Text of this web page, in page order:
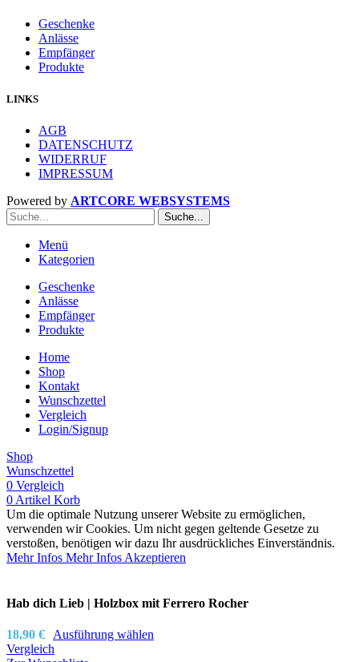
Geschenke
Anlässe
Empfänger
Produkte
LINKS
AGB
DATENSCHUTZ
WIDERRUF
IMPRESSUM
Powered by ARTCORE WEBSYSTEMS
Suche...
Menü
Kategorien
Geschenke
Anlässe
Empfänger
Produkte
Home
Shop
Kontakt
Wunschzettel
Vergleich
Login/Signup
Shop
Wunschzettel
0 Vergleich
0 Artikel Korb
Um die optimale Nutzung unserer Website zu ermöglichen,
verwenden wir Cookies. Um nicht gegen geltende Gesetze zu
verstoßen, benötigen wir dazu Ihr ausdrückliches Einverständnis.
Mehr Infos Mehr Infos Akzeptieren
Hab dich Lieb | Holzbox mit Ferrero Rocher
18,90 €
Ausführung wählen
Vergleich